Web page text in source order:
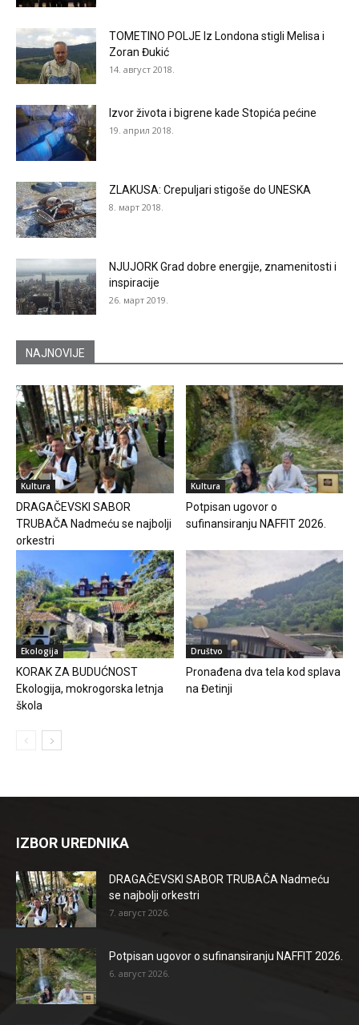
TOMETINO POLJE Iz Londona stigli Melisa i
Zoran Đukić
14. август 2018.
Izvor života i bigrene kade Stopića pećine
19. април 2018.
ZLAKUSA: Crepuljari stigoše do UNESKA
8. март 2018.
NJUJORK Grad dobre energije, znamenitosti i
inspiracije
26. март 2019.
NAJNOVIJE
Kultura
DRAGAČEVSKI SABOR
TRUBAČA Nadmeću se najbolji
orkestri
Kultura
Potpisan ugovor o
sufinansiranju NAFFIT 2026.
Ekologija
KORAK ZA BUDUĆNOST
Ekologija, mokrogorska letnja
škola
Društvo
Pronađena dva tela kod splava
na Đetinji
IZBOR UREDNIKA
DRAGAČEVSKI SABOR TRUBAČA Nadmeću
se najbolji orkestri
7. август 2026.
Potpisan ugovor o sufinansiranju NAFFIT 2026.
6. август 2026.